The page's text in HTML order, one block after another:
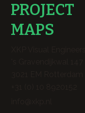
PROJECT
MAPS